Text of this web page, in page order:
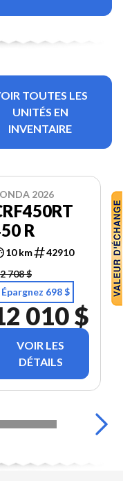
TOUTES LES
UNITÉS EN
INVENTAIRE
2026
R
10 km
42910
708 $
Épargnez 698 $
010 $
VOIR LES
DÉTAILS